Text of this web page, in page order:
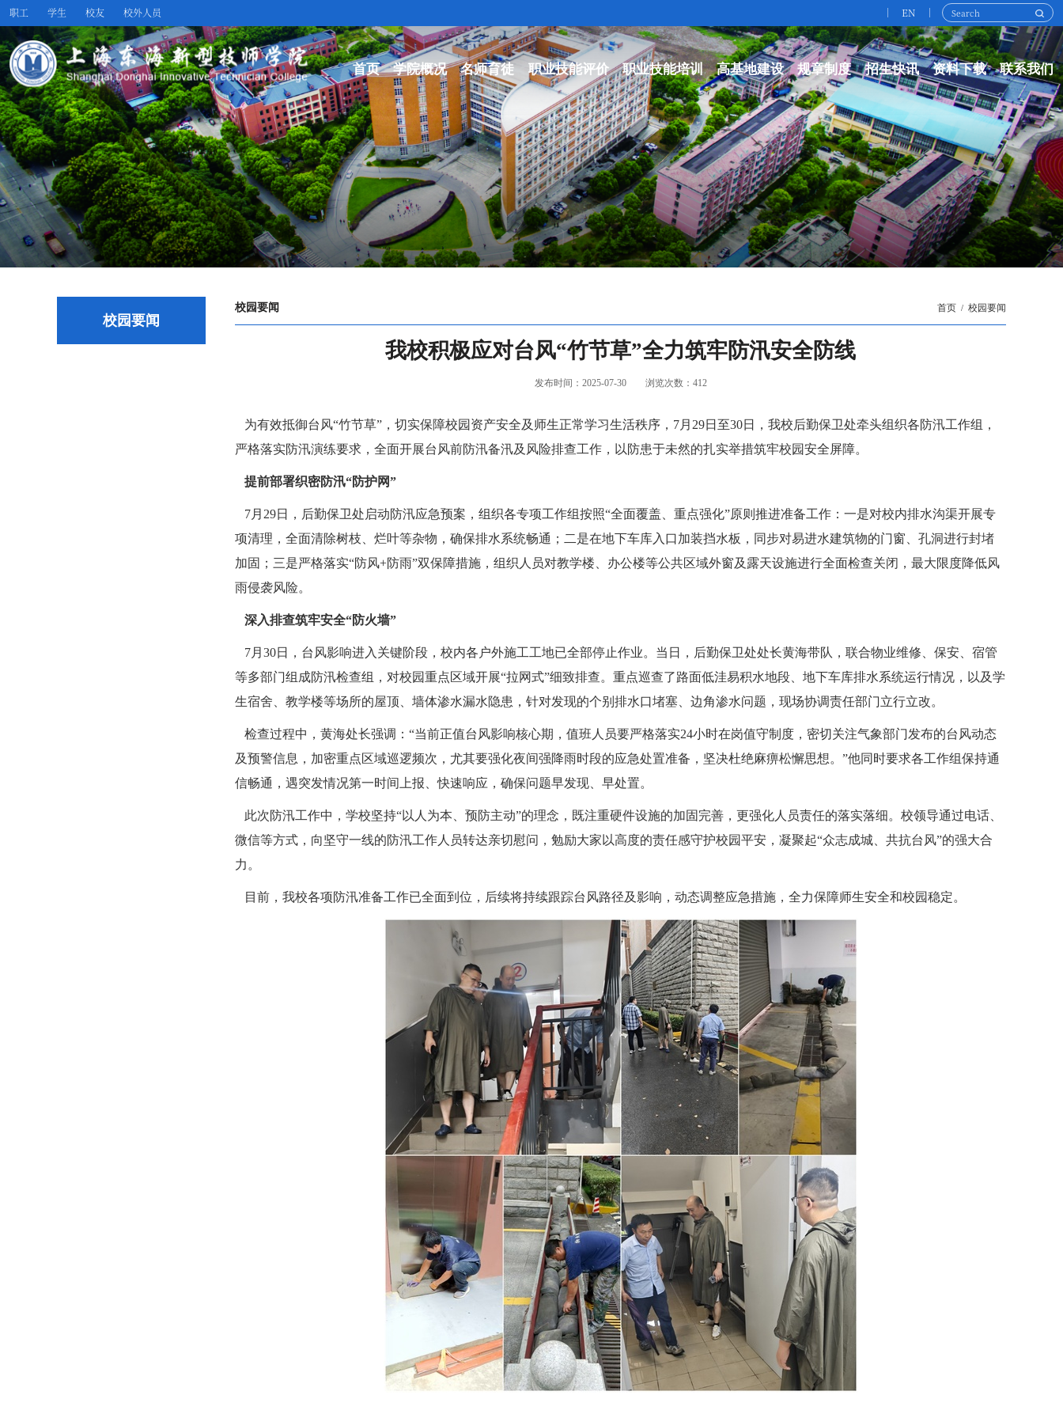
职工 学生 校友 校外人员 EN
首页 学院概况 名师育徒 职业技能评价 职业技能培训 高基地建设 规章制度 招生快讯 资料下载 联系我们
校园要闻
校园要闻 首页 校园要闻
我校积极应对台风“竹节草”全力筑牢防汛安全防线
发布时间：2025-07-30 浏览次数： 412
为有效抵御台风“竹节草” ，切实保障校园资产安全及师生正常学习生活秩序， 7月29日至30日，我校后勤保卫处牵头组织各防汛工作组，
严格落实防汛演练要求，全面开展台风前防汛备汛及风险排查工作，以防患于未然的扎实举措筑牢校园安全屏障。
提前部署织密防汛“防护网”
7月29日，后勤保卫处启动防汛应急预案，组织各专项工作组按照“全面覆盖、重点强化”原则推进准备工作 ： 一是对校内排水沟渠开展专
项清理，全面清除树枝、烂叶等杂物，确保排水系统畅通；二是在地下车库入口加装挡水板，同步对易进水建筑物的门窗、孔洞进行封堵
加固；三是严格落实“防风+防雨”双保障措施，组织人员对教学楼、办公楼等公共区域外窗及露天设施进行全面检查关闭，最大限度降低风
雨侵袭风险。
深入排查筑牢安全“防火墙”
7月30日，台风影响进入关键阶段，校内各户外施工工地已全部停止作业。当日，后勤保卫处处长黄海带队，联合物业维修、保安、宿管
等多部门组成防汛检查组，对校园重点区域开展“拉网式”细致排查。重点巡查了路面低洼易积水地段、地下车库排水系统运行情况，以及学
生宿舍、教学楼等场所的屋顶、墙体渗水漏水隐患，针对发现的个别排水口堵塞、边角渗水问题，现场协调责任部门立行立改。
检查过程中，黄海处长强调 ： “当前正值台风影响核心期，值班人员要严格落实24小时在岗值守制度，密切关注气象部门发布的台风动态
及预警信息，加密重点区域巡逻频次，尤其要强化夜间强降雨时段的应急处置准备，坚决杜绝麻痹松懈思想。 ”他同时要求各工作组保持通
信畅通，遇突发情况第一时间上报、快速响应，确保问题早发现、早处置。
此次防汛工作中，学校坚持“以人为本、预防主动”的理念，既注重硬件设施的加固完善，更强化人员责任的落实落细。校领导通过电话、
微信等方式，向坚守一线的防汛工作人员转达亲切慰问，勉励大家以高度的责任感守护校园平安，凝聚起“众志成城、共抗台风”的强大合
力。
目前，我校各项防汛准备工作已全面到位，后续将持续跟踪台风路径及影响，动态调整应急措施，全力保障师生安全和校园稳定。